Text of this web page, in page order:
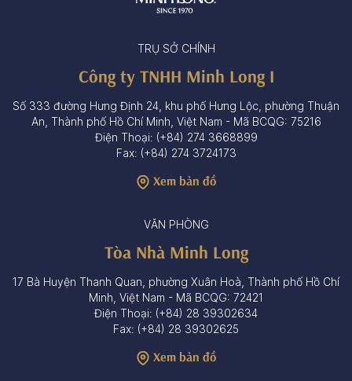
TRỤ SỞ CHÍNH
Công ty TNHH Minh Long I
Số 333 đường Hưng Định 24, khu phố Hưng Lộc, phường Thuận
An, Thành phố Hồ Chí Minh, Việt Nam - Mã BCQG: 75216
Điện Thoại: (+84) 274 3668899
Fax: (+84) 274 3724173
Xem bản đồ
VĂN PHÒNG
Tòa Nhà Minh Long
17 Bà Huyện Thanh Quan, phường Xuân Hoà, Thành phố Hồ Chí
Minh, Việt Nam - Mã BCQG: 72421
Điện Thoại: (+84) 28 39302634
Fax: (+84) 28 39302625
Xem bản đồ